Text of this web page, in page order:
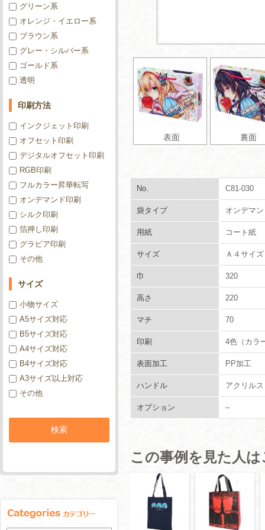
表面 裏面
No. C81-030
袋タイプ オンデマ
用紙 コート紙
サイズ Ａ４サイズ
巾 320
高さ 220
マチ 70
印刷 4色（カラ
表面加工 PP加工
ハンドル アクリル
オプション –
この事例を見た人
グリーン系
オレンジ・イエロー系
ブラウン系
グレー・シルバー系
ゴールド系
透明
印刷方法
インクジェット印刷
オフセット印刷
デジタルオフセット印刷
RGB印刷
フルカラー昇華転写
オンデマンド印刷
シルク印刷
箔押し印刷
グラビア印刷
その他
サイズ
小物サイズ
A5サイズ対応
B5サイズ対応
A4サイズ対応
B4サイズ対応
A3サイズ以上対応
その他